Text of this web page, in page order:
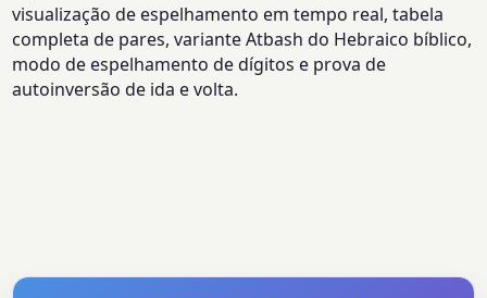
visualização de espelhamento em tempo real, tabela
completa de pares, variante Atbash do Hebraico bíblico,
modo de espelhamento de dígitos e prova de
autoinversão de ida e volta.